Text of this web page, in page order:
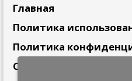
Главная
Политика
Политика
Сотрудничество